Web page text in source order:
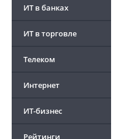
ИТ в банках
ИТ в торговле
Телеком
Интернет
ИТ-бизнес
Рейтинги